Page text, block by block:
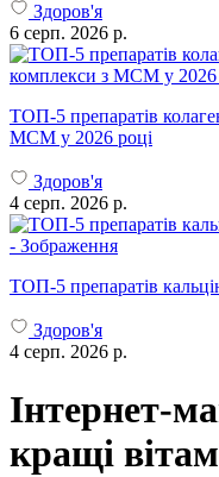
Здоров'я
6 серп. 2026 р.
ТОП-5 препаратів
МСМ у 2026 році
Здоров'я
4 серп. 2026 р.
ТОП-5 препаратів
Здоров'я
4 серп. 2026 р.
Інтернет-
кращі